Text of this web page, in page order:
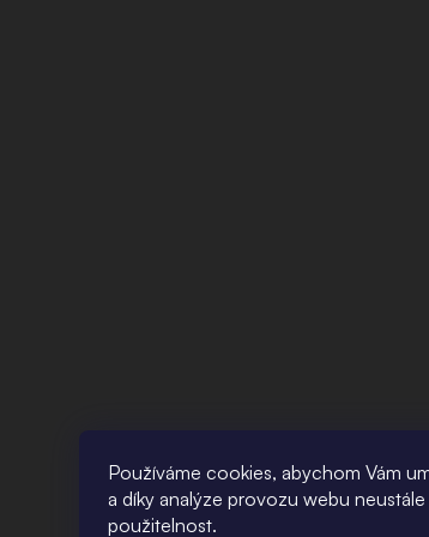
Používáme cookies, abychom Vám
a díky analýze provozu webu
použitelnost.